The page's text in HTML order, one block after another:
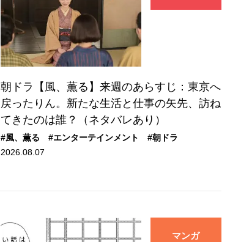
朝ドラ【風、薫る】来週のあらすじ：東京へ
戻ったりん。新たな生活と仕事の矢先、訪ね
てきたのは誰？（ネタバレあり）
#風、薫る #エンターテインメント
#朝ドラ
2026.08.07
マンガ